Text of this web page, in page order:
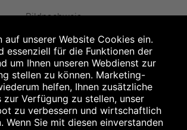
Bildnachweis
Mengen, solange der Vorrat reicht. Für Druck-
lesen Sie die Packungsbeilage und fragen
auf unserer Website Cookies ein.
essenziell für die Funktionen der
um Ihnen unseren Webdienst zur
stellen zu können. Marketing-
helfen, Ihnen zusätzliche
zur Verfügung zu stellen, unser
zu verbessern und wirtschaftlich
Wenn Sie mit diesen einverstanden